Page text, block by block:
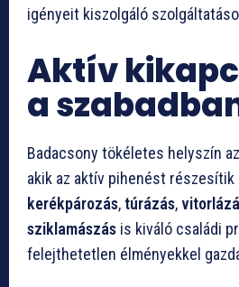
igényeit kiszolgáló
Aktív
a
Badacsony tökéletes helyszín
akik az aktív pihenést részesítik
kerékpározás,túrázás,
sziklamászás is kiváló családi
felejthetetlen élményekkel